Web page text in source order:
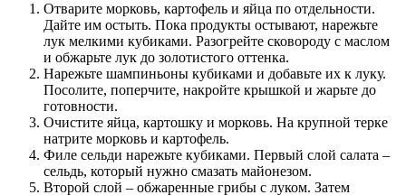
Отварите морковь, картофель и яйца по отдельности.
Дайте им остыть. Пока продукты остывают, нарежьте
лук мелкими кубиками. Разогрейте сковороду с маслом
и обжарьте лук до золотистого оттенка.
Нарежьте шампиньоны кубиками и добавьте их к луку.
Посолите, поперчите, накройте крышкой и жарьте до
готовности.
Очистите яйца, картошку и морковь. На крупной терке
натрите морковь и картофель.
Филе сельди нарежьте кубиками. Первый слой салата –
сельдь, который нужно смазать майонезом.
Второй слой – обжаренные грибы с луком. Затем